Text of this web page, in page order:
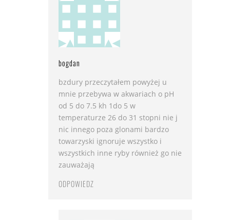
bogdan
bzdury przeczytałem powyżej u
mnie przebywa w akwariach o pH
od 5 do 7.5 kh 1do 5 w
temperaturze 26 do 31 stopni nie j
nic innego poza glonami bardzo
towarzyski ignoruje wszystko i
wszystkich inne ryby również go nie
zauważają
ODPOWIEDZ